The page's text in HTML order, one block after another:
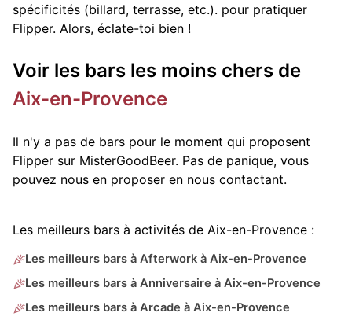
spécificités (billard, terrasse, etc.). pour pratiquer
Flipper. Alors, éclate-toi bien !
Voir les bars les moins chers de
Aix-en-Provence
Il n'y a pas de bars pour le moment qui proposent
Flipper sur MisterGoodBeer. Pas de panique, vous
pouvez nous en proposer en nous contactant.
Les meilleurs bars à activités de Aix-en-Provence :
Les meilleurs bars à Afterwork à Aix-en-Provence
Les meilleurs bars à Anniversaire à Aix-en-Provence
Les meilleurs bars à Arcade à Aix-en-Provence